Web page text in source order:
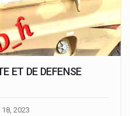
ET DE DEFENSE
2023